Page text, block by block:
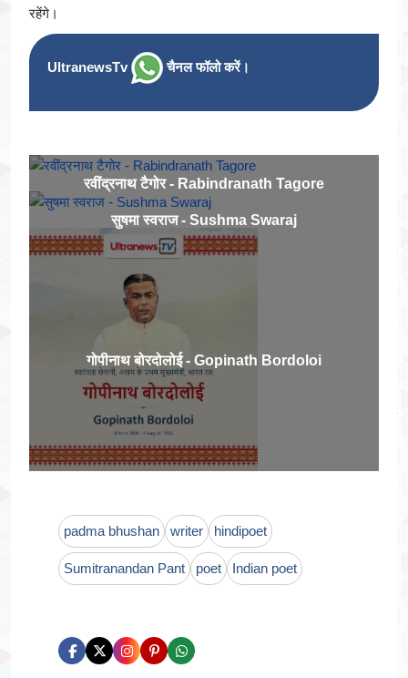
रहेंगे।
UltranewsTv चैनल फॉलो करें।
रवींद्रनाथ टैगोर - Rabindranath Tagore
सुषमा स्वराज - Sushma Swaraj
गोपीनाथ बोरदोलोई - Gopinath Bordoloi
padma bhushan writer hindipoet
Sumitranandan Pant poet Indian poet